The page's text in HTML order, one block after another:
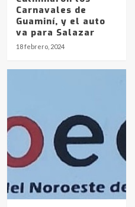
Carnavales de
Guaminí, y el auto
va para Salazar
18 febrero, 2024
adolescentes
fueron
del fatal accidente
del lunes
5: falleció un
Lauquen
los combustibles en
YPF hasta Axion
pesos